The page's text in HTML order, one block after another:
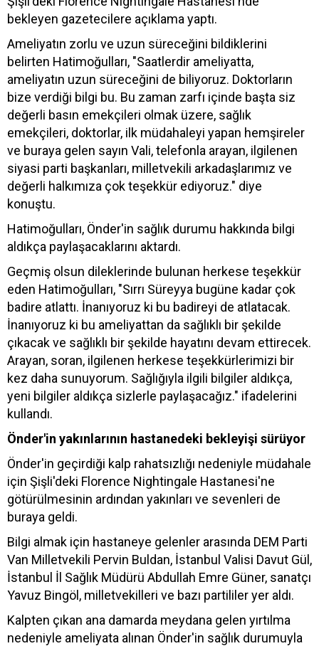
bekleyen gazetecilere açıklama yaptı.
Ameliyatın zorlu ve uzun süreceğini bildiklerini
belirten Hatimoğulları, "Saatlerdir ameliyatta,
ameliyatın uzun süreceğini de biliyoruz. Doktorların
bize verdiği bilgi bu. Bu zaman zarfı içinde başta siz
değerli basın emekçileri olmak üzere, sağlık
emekçileri, doktorlar, ilk müdahaleyi yapan hemşireler
ve buraya gelen sayın Vali, telefonla arayan, ilgilenen
siyasi parti başkanları, milletvekili arkadaşlarımız ve
değerli halkımıza çok teşekkür ediyoruz." diye
konuştu.
Hatimoğulları, Önder'in sağlık durumu hakkında bilgi
aldıkça paylaşacaklarını aktardı.
Geçmiş olsun dileklerinde bulunan herkese teşekkür
eden Hatimoğulları, "Sırrı Süreyya bugüne kadar çok
badire atlattı. İnanıyoruz ki bu badireyi de atlatacak.
İnanıyoruz ki bu ameliyattan da sağlıklı bir şekilde
çıkacak ve sağlıklı bir şekilde hayatını devam ettirecek.
Arayan, soran, ilgilenen herkese teşekkürlerimizi bir
kez daha sunuyorum. Sağlığıyla ilgili bilgiler aldıkça,
yeni bilgiler aldıkça sizlerle paylaşacağız." ifadelerini
kullandı.
Önder'in yakınlarının hastanedeki bekleyişi sürüyor
Önder'in geçirdiği kalp rahatsızlığı nedeniyle müdahale
için Şişli'deki Florence Nightingale Hastanesi'ne
götürülmesinin ardından yakınları ve sevenleri de
buraya geldi.
Bilgi almak için hastaneye gelenler arasında DEM Parti
Van Milletvekili Pervin Buldan, İstanbul Valisi Davut Gül,
İstanbul İl Sağlık Müdürü Abdullah Emre Güner, sanatçı
Yavuz Bingöl, milletvekilleri ve bazı partililer yer aldı.
Kalpten çıkan ana damarda meydana gelen yırtılma
nedeniyle ameliyata alınan Önder'in sağlık durumuyla